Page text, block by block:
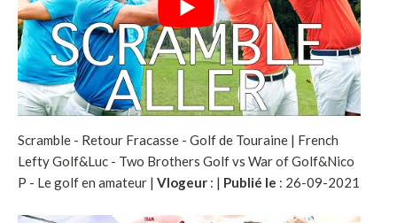
Scramble - Retour Fracasse - Golf de Touraine | French
Lefty Golf&Luc - Two Brothers Golf vs War of Golf&Nico
P - Le golf en amateur | Vlogeur : | Publié le : 26-09-2021